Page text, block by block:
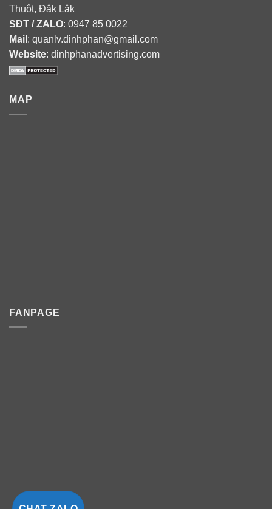
Thuột, Đắk Lắk
SĐT / ZALO: 0947 85 0022
Mail : quanlv.dinhphan@gmail.com
Website: dinhphanadvertising.com
MAP
FANPAGE